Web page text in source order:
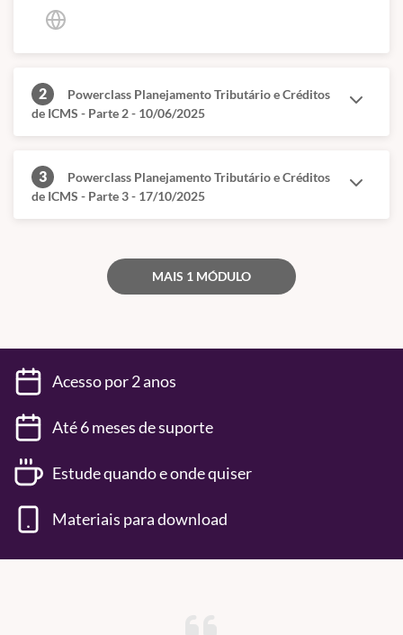
2
Powerclass Planejamento Tributário e Créditos
de ICMS - Parte 2 - 10/06/2025
3
Powerclass Planejamento Tributário e Créditos
de ICMS - Parte 3 - 17/10/2025
MAIS 1 MÓDULO
Acesso por 2 anos
Até 6 meses de suporte
Estude quando e onde quiser
Materiais para download